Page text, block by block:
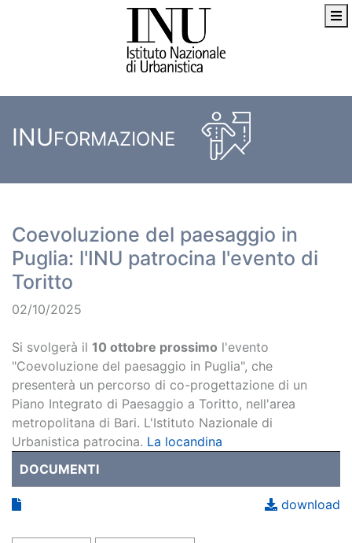
INUFORMAZIONE
Coevoluzione del paesaggio in
Puglia: l'INU patrocina l'evento di
Toritto
02/10/2025
Si svolgerà il 10 ottobre prossimo l'evento
"Coevoluzione del paesaggio in Puglia", che
presenterà un percorso di co-progettazione di un
Piano Integrato di Paesaggio a Toritto, nell'area
metropolitana di Bari. L'Istituto Nazionale di
Urbanistica patrocina. La locandina
DOCUMENTI
download